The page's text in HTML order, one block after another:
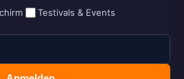
Testivals & Events